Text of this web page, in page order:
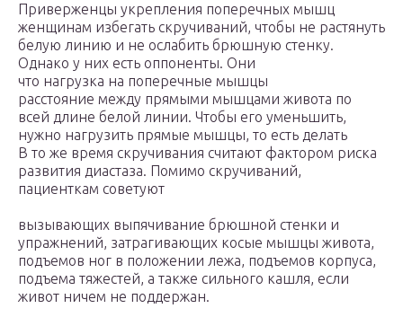
Приверженцы укрепления поперечных мышц
женщинам избегать скручиваний, чтобы не растянуть
белую линию и не ослабить брюшную стенку.
Однако у них есть оппоненты. Они
что нагрузка на поперечные мышцы
расстояние между прямыми мышцами живота по
всей длине белой линии. Чтобы его уменьшить,
нужно нагрузить прямые мышцы, то есть делать
В то же время скручивания считают фактором риска
развития диастаза. Помимо скручиваний,
пациенткам советуют
вызывающих выпячивание брюшной стенки и
упражнений, затрагивающих косые мышцы живота,
подъемов ног в положении лежа, подъемов корпуса,
подъема тяжестей, а также сильного кашля, если
живот ничем не поддержан.